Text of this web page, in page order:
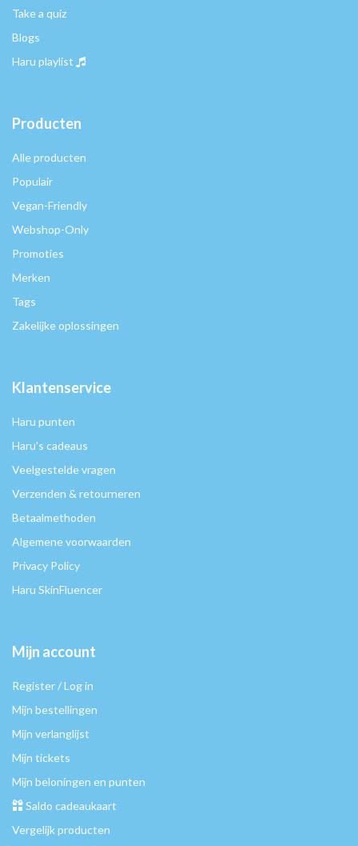
Take a quiz
Blogs
Haru playlist
Producten
Alle producten
Populair
Vegan-Friendly
Webshop-Only
Promoties
Merken
Tags
Zakelijke oplossingen
Klantenservice
Haru punten
Haru's cadeaus
Veelgestelde vragen
Verzenden & retourneren
Betaalmethoden
Algemene voorwaarden
Privacy Policy
Haru SkinFluencer
Mijn account
Register / Log in
Mijn bestellingen
Mijn verlanglijst
Mijn tickets
Mijn beloningen en punten
Saldo cadeaukaart
Vergelijk producten